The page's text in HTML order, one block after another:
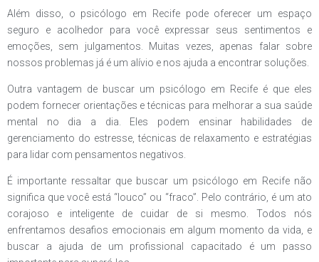
Além disso, o psicólogo em Recife pode oferecer um espaço
seguro e acolhedor para você expressar seus sentimentos e
emoções, sem julgamentos. Muitas vezes, apenas falar sobre
nossos problemas já é um alívio e nos ajuda a encontrar soluções.
Outra vantagem de buscar um psicólogo em Recife é que eles
podem fornecer orientações e técnicas para melhorar a sua saúde
mental no dia a dia. Eles podem ensinar habilidades de
gerenciamento do estresse, técnicas de relaxamento e estratégias
para lidar com pensamentos negativos.
É importante ressaltar que buscar um psicólogo em Recife não
significa que você está “louco” ou “fraco”. Pelo contrário, é um ato
corajoso e inteligente de cuidar de si mesmo. Todos nós
enfrentamos desafios emocionais em algum momento da vida, e
buscar a ajuda de um profissional capacitado é um passo